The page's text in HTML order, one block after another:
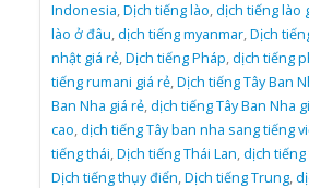
Indonesia,Dịch tiếng lào,dịch tiếng lào
lào ở đâu,dịch tiếng myanmar,Dịch
nhật giá rẻ,Dịch tiếng Pháp,dịch tiếng
tiếng rumani giá rẻ,Dịch tiếng Tây Ban
Ban Nha giá rẻ,dịch tiếng Tây Ban Nha
cao,dịch tiếng Tây ban nha sang tiếng
tiếng thái,Dịch tiếng Thái Lan,dịch
Dịch tiếng thụy điển,Dịch tiếng Trung,